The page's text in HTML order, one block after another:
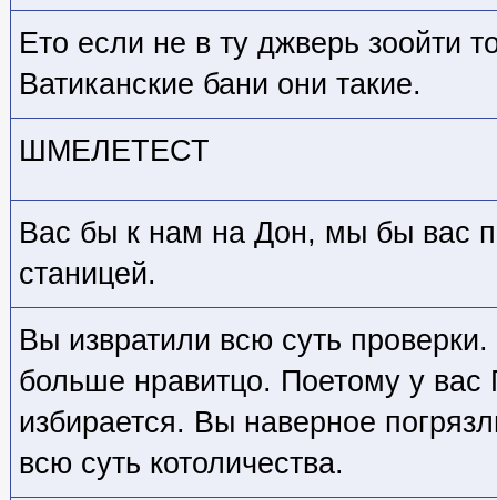
Ето если не в ту джверь зоойти
Ватиканские бани они такие.
ШМЕЛЕТЕСТ
Вас бы к нам на Дон, мы бы вас
станицей.
Вы извратили всю суть
больше нравитцо. Поетому у вас
избирается. Вы наверное
всю суть котоличества.